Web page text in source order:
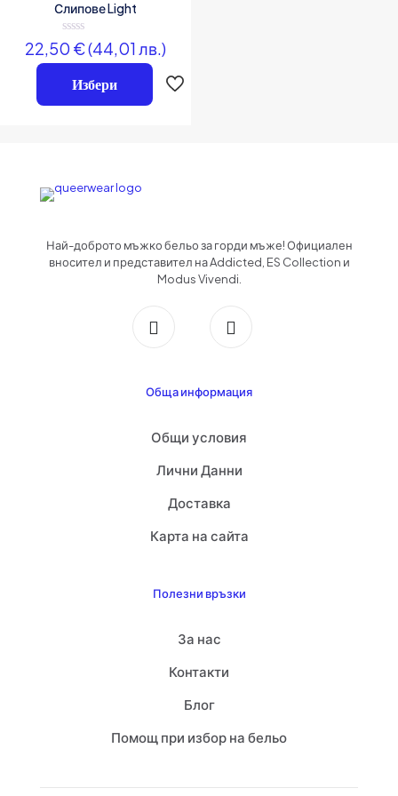
Запазване на името, имейл адреса и уебсайта ми в този браузър за
следващия път когато коментирам.
Слипове Light
Оценено
на
от
22,50 €(44,01 лв.)
Избери
Най-доброто мъжко бельо за горди мъже! Официален
вносител и представител на Addicted, ES Collection и
Modus Vivendi.
Обща информация
Общи условия
Лични Данни
Доставка
Карта на сайта
Полезни връзки
За нас
Контакти
Блог
Помощ при избор на бельо